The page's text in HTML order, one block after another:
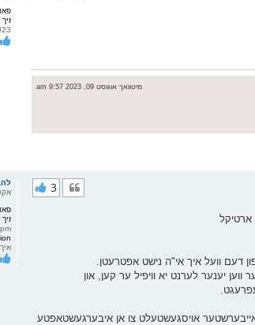
pm
מיטוואך אוגוסט 09, 2023 9:57 am
pm
3
ארטיקל
דעם וועל איך אי"ה נישט אפטרעטן.
יענער לערנט יא וויפיל ער קען, און
אייבערשטער אויסגעשטעלט צו אן איבערגעשטאפטע